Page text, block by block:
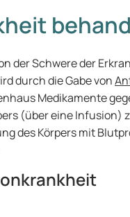
der Schwere der
durch die Gabe von
Medikamente
(über eine Infusion)
des Körpers mit